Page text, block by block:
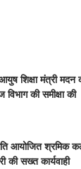
शिक्षा मंत्री
विभाग की समीक्षा की
आयोजित श्रमिक
की सख्त कार्यवाही